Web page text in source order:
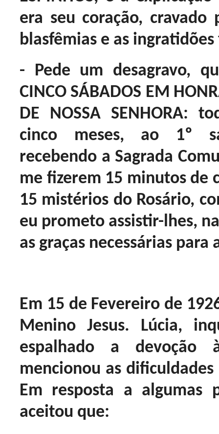
era seu coração, cravado
blasfêmias e as
- Pede um desagravo,
CINCO SÁBADOS EM
DE NOSSA SENHORA:
cinco meses, ao 1º
recebendo a Sagrada
me fizerem 15 minutos de
15 mistérios do Rosário,
eu prometo assistir-lhes,
as graças necessárias para
Em 15 de Fevereiro de
Menino Jesus. Lúcia,
espalhado a devoção
mencionou as
Em resposta a algumas
aceitou que: